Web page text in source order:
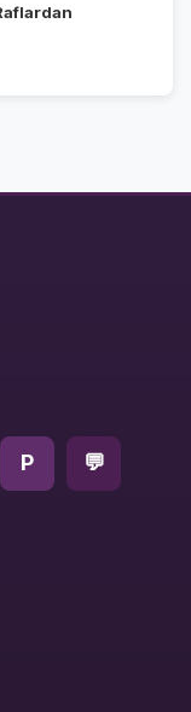
P 💬